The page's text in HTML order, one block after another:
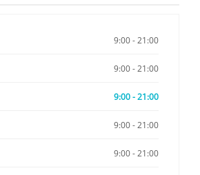
9:00 - 21:00
9:00 - 21:00
9:00 - 21:00
9:00 - 21:00
9:00 - 21:00